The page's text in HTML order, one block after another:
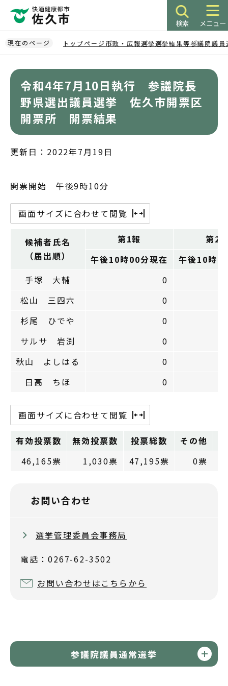
ペ
ー
ジ
検索 メニュー
現在のページ トップページ 市政・広報選挙選挙結果等参議院議員
令和4年7月10日執行 参議院長
野県選出議員選挙 佐久市開票区
開票所 開票結果
更新日：2022年7月19日
開票開始 午後9時10分
画面サイズに合わせて閲覧
候補者氏名
（届出順）
第1報
第2
午後10時00分現在
午後10時
手塚 大輔
0
松山 三四六
0
杉尾 ひでや
0
サルサ 岩渕
0
秋山 よしはる
0
日高 ちほ
0
画面サイズに合わせて閲覧
有効投票数 無効投票数 投票総数 その他
46,165票
1,030票 47,195票 0票
お問い合わせ
選挙管理委員会事務局
電話：0267-62-3502
お問い合わせはこちらから
参議院議員通常選挙